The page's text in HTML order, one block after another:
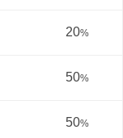
20%
50%
50%